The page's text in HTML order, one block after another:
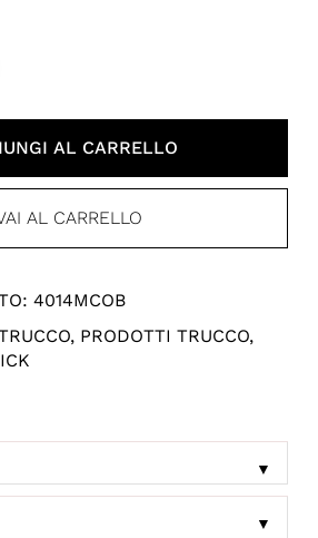
AL CARRELLO
AL CARRELLO
4014MCOB
, PRODOTTI TRUCCO,
▼
▼